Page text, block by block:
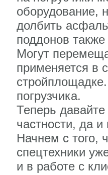
оборудование,
долбить
поддонов
Могут
применяется в
погрузчика.
Теперь
частности, да
Начнем с того,
спецтехники
и в работе с